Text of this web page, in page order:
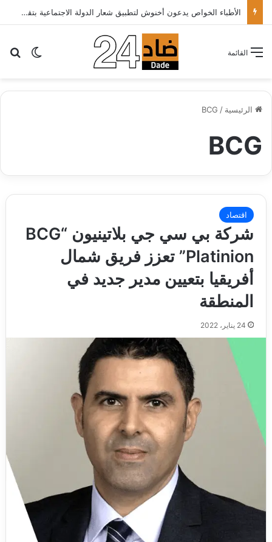
الأطباء الخواص يدعون أخنوش لتطبيق شعار الدولة الاجتماعية بتقليص كلفة العلاج على المرضى…
الوضع القائمة
الرئيسية /
BCG
BCG
اقتصاد
شركة بي سي جي بلاتينيون “BCG
Platinion” تعزز فريق شمال
أفريقيا بتعيين مدير جديد في
المنطقة
24 يناير، 2022